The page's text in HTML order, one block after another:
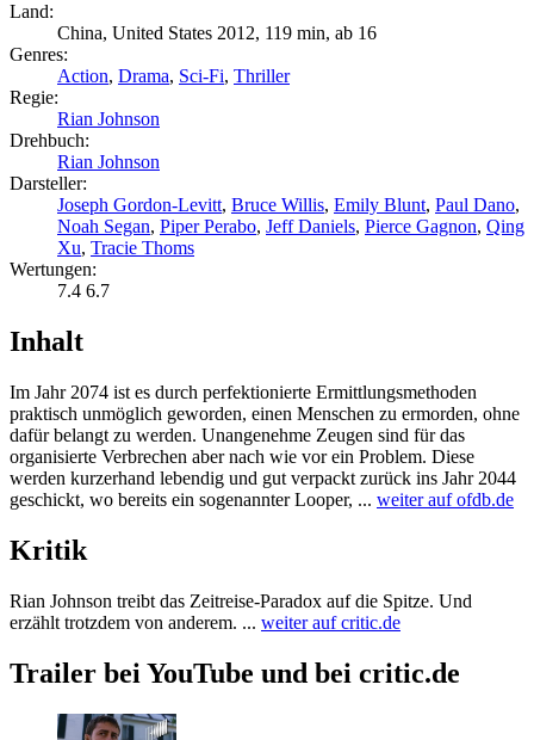
Land:
China, United States 2012, 119 min, ab 16
Genres:
Action, Drama, Sci-Fi, Thriller
Regie:
Rian Johnson
Drehbuch:
Rian Johnson
Darsteller:
Joseph Gordon-Levitt, Bruce Willis, Emily Blunt, Paul Dano,
Noah Segan, Piper Perabo, Jeff Daniels, Pierce Gagnon, Qing
Xu, Tracie Thoms
Wertungen:
7.4 6.7
Inhalt
Im Jahr 2074 ist es durch perfektionierte Ermittlungsmethoden
praktisch unmöglich geworden, einen Menschen zu ermorden, ohne
dafür belangt zu werden. Unangenehme Zeugen sind für das
organisierte Verbrechen aber nach wie vor ein Problem. Diese
werden kurzerhand lebendig und gut verpackt zurück ins Jahr 2044
geschickt, wo bereits ein sogenannter Looper, ... weiter auf ofdb.de
Kritik
Rian Johnson treibt das Zeitreise-Paradox auf die Spitze. Und
erzählt trotzdem von anderem. ... weiter auf critic.de
Trailer bei YouTube und bei critic.de